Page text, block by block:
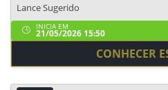
Lance Sugerido
INICIA EM
21/05/2026 15:50
CONHECER